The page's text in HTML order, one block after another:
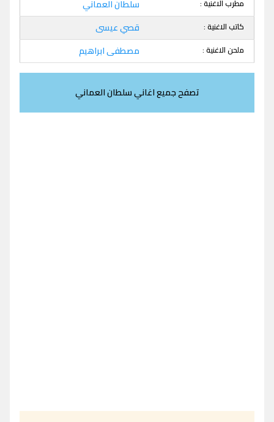
مطرب الاغنية :
سلطان العماني
كاتب الاغنية : قصي عيسى
ملحن الاغنية : مصطفى ابراهيم
تصفح جميع اغاني سلطان العماني